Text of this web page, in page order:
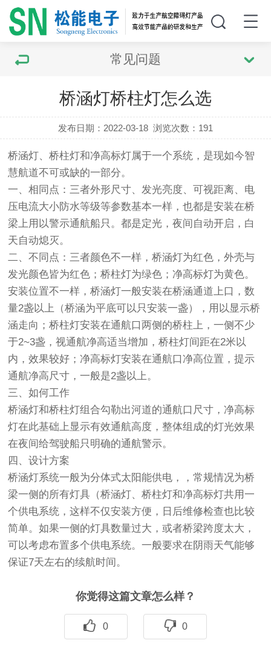
常见问题
桥涵灯桥柱灯怎么选
发布日期：2022-03-18 浏览次数： 191
桥涵灯、桥柱灯和净高标灯属于一个系统，是现如今智
慧航道不可或缺的一部分。
一、相同点：三者外形尺寸、发光亮度、可视距离、电
压电流大小防水等级等参数基本一样，也都是安装在桥
梁上用以警示通航船只。都是定光，夜间自动开启，白
天自动熄灭。
二、不同点：三者颜色不一样，桥涵灯为红色，外壳与
发光颜色皆为红色；桥柱灯为绿色；净高标灯为黄色。
安装位置不一样，桥涵灯一般安装在桥涵通道上口，数
量2盏以上（桥涵为平底可以只安装一盏），用以显示桥
涵走向；桥柱灯安装在通航口两侧的桥柱上，一侧不少
于2~3盏，视通航净高适当增加，桥柱灯间距在2米以
内，效果较好；净高标灯安装在通航口净高位置，提示
通航净高尺寸，一般是2盏以上。
三、如何工作
桥涵灯和桥柱灯组合勾勒出河道的通航口尺寸，净高标
灯在此基础上显示有效通航高度，整体组成的灯光效果
在夜间给驾驶船只明确的通航警示。
四、设计方案
桥涵灯系统一般为分体式太阳能供电，，常规情况为桥
梁一侧的所有灯具（桥涵灯、桥柱灯和净高标灯共用一
个供电系统，这样不仅安装方便，日后维修检查也比较
简单。如果一侧的灯具数量过大，或者桥梁跨度太大，
可以考虑布置多个供电系统。一般要求在阴雨天气能够
保证7天左右的续航时间。
你觉得这篇文章怎么样？
0 0